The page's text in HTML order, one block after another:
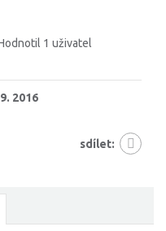
1 uživatel
2016
sdílet: